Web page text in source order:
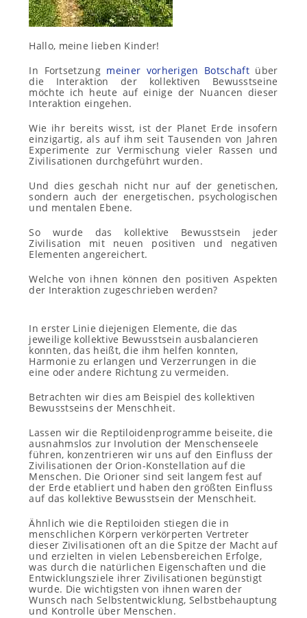
Hallo, meine lieben Kinder!
In Fortsetzung meiner vorherigen Botschaftüber
die Interaktion der kollektiven Bewusstseine
möchte ich heute auf einige der Nuancen dieser
Interaktion eingehen.
Wie ihr bereits wisst, ist der Planet Erde insofern
einzigartig, als auf ihm seit Tausenden von Jahren
Experimente zur Vermischung vieler Rassen und
Zivilisationen durchgeführt wurden.
Und dies geschah nicht nur auf der genetischen,
sondern auch der energetischen, psychologischen
und mentalen Ebene.
So wurde das kollektive Bewusstsein jeder
Zivilisation mit neuen positiven und negativen
Elementen angereichert.
Welche von ihnen können den positiven Aspekten
der Interaktion zugeschrieben werden?
In erster Linie diejenigen Elemente, die das
jeweilige kollektive Bewusstsein ausbalancieren
konnten, das heißt, die ihm helfen konnten,
Harmonie zu erlangen und Verzerrungen in die
eine oder andere Richtung zu vermeiden.
Betrachten wir dies am Beispiel des kollektiven
Bewusstseins der Menschheit.
Lassen wir die Reptiloidenprogramme beiseite, die
ausnahmslos zur Involution der Menschenseele
führen, konzentrieren wir uns auf den Einfluss der
Zivilisationen der Orion-Konstellation auf die
Menschen. Die Orioner sind seit langem fest auf
der Erde etabliert und haben den größten Einfluss
auf das kollektive Bewusstsein der Menschheit.
Ähnlich wie die Reptiloiden stiegen die in
menschlichen Körpern verkörperten Vertreter
dieser Zivilisationen oft an die Spitze der Macht auf
und erzielten in vielen Lebensbereichen Erfolge,
was durch die natürlichen Eigenschaften und die
Entwicklungsziele ihrer Zivilisationen begünstigt
wurde. Die wichtigsten von ihnen waren der
Wunsch nach Selbstentwicklung, Selbstbehauptung
und Kontrolle über Menschen.